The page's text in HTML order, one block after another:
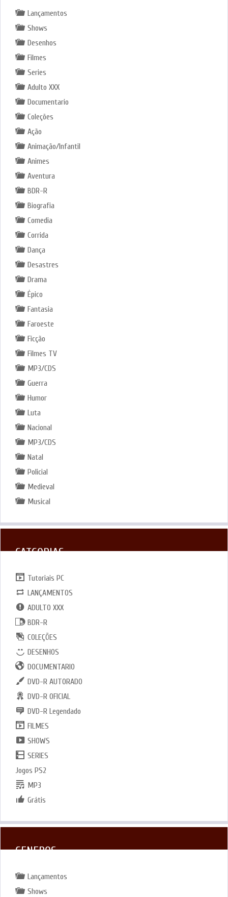
Lançamentos
Shows
Desenhos
Filmes
Series
Adulto XXX
Documentario
Coleções
Ação
Animação/Infantil
Animes
Aventura
BDR-R
Biografia
Comedia
Corrida
Dança
Desastres
Drama
Épico
Fantasia
Faroeste
Ficção
Filmes TV
MP3/CDS
Guerra
Humor
Luta
Nacional
MP3/CDS
Natal
Policial
Medieval
Musical
CATGORIAS
Tutoriais PC
LANÇAMENTOS
ADULTO XXX
BDR-R
COLEÇÕES
DESENHOS
DOCUMENTARIO
DVD-R AUTORADO
DVD-R OFICIAL
DVD-R Legendado
FILMES
SHOWS
SERIES
Jogos PS2
MP3
Grátis
GENEROS
Lançamentos
Shows